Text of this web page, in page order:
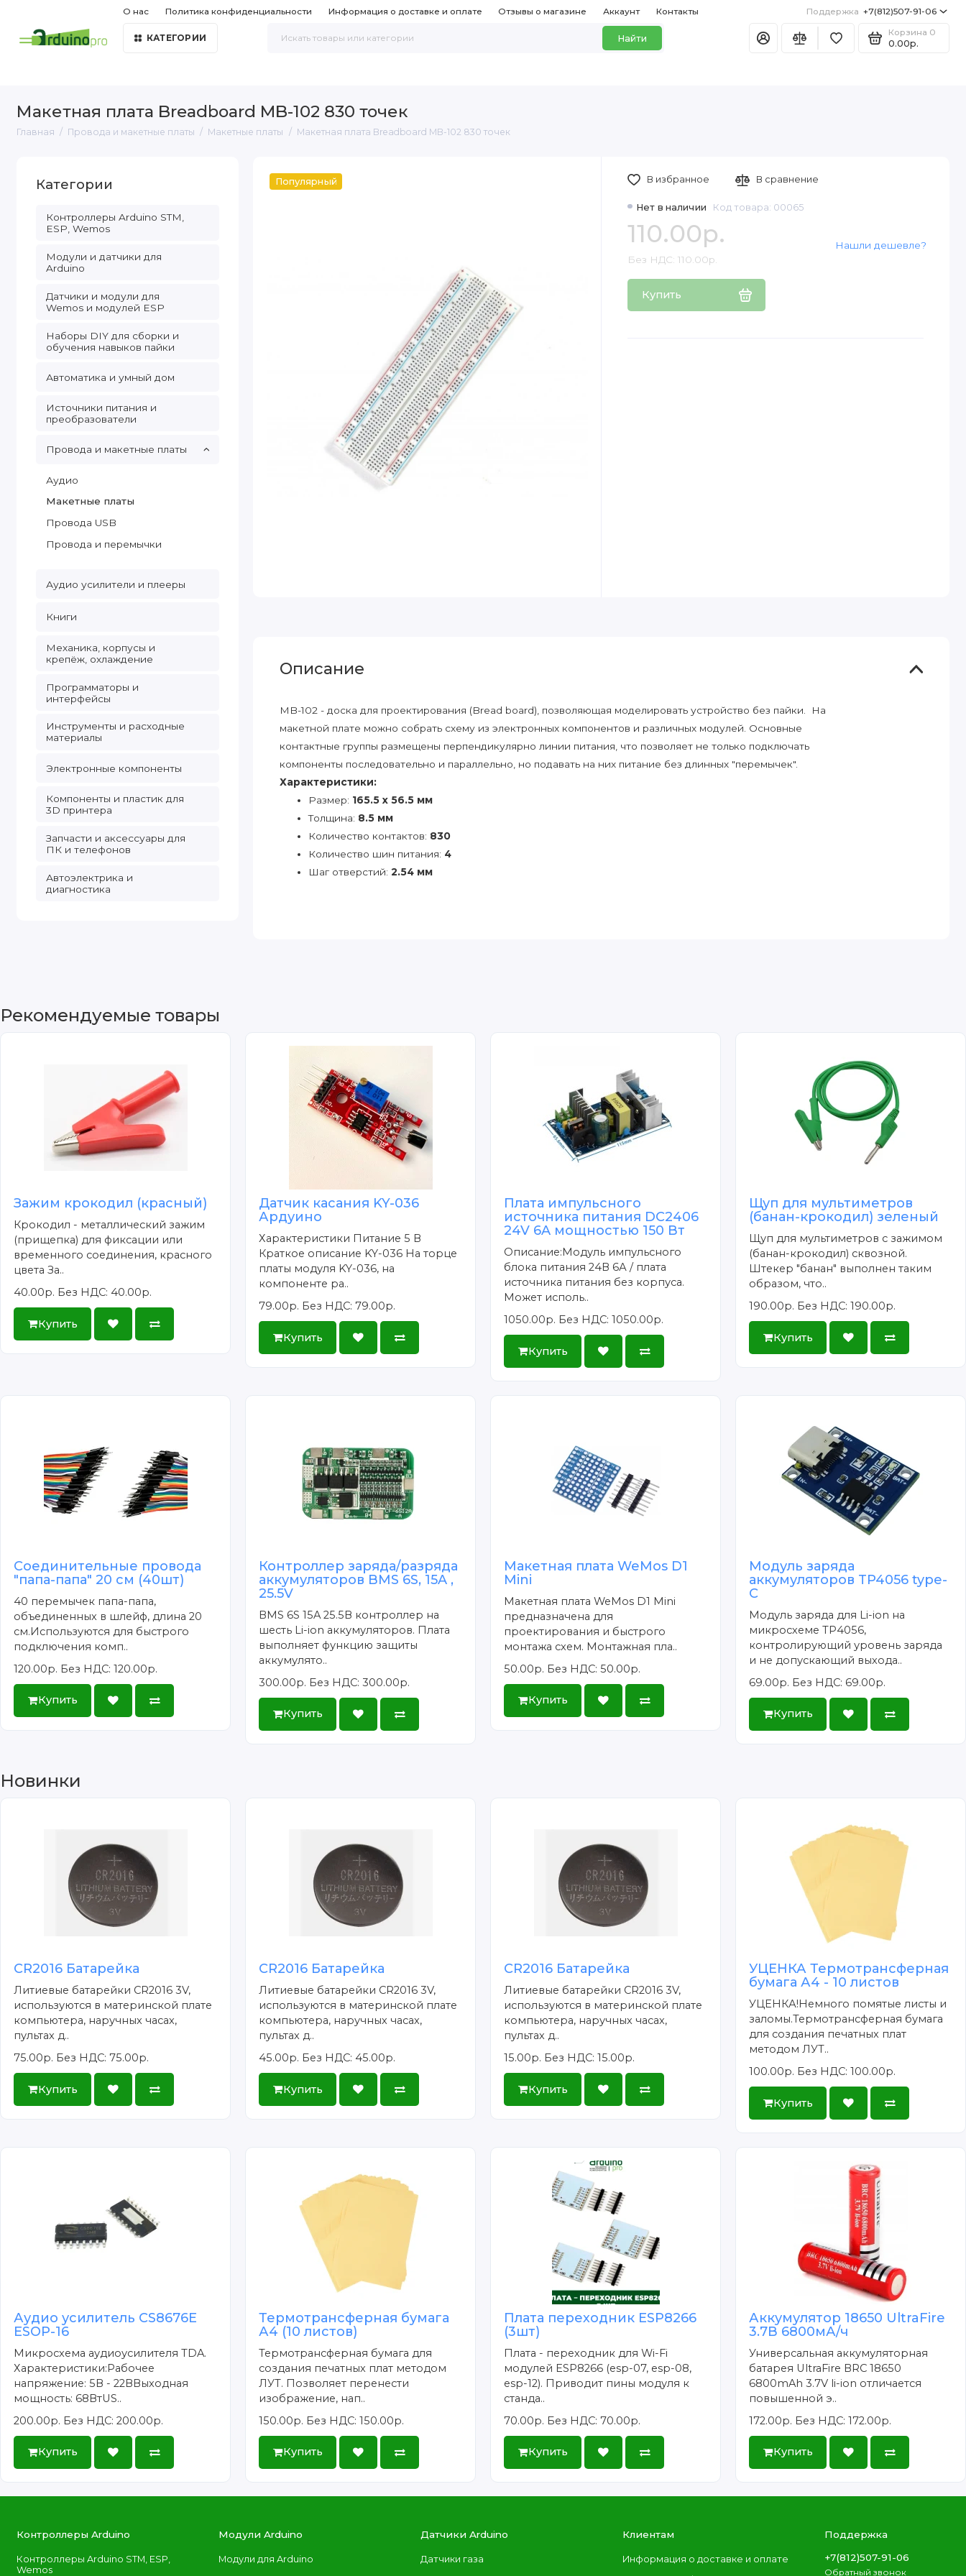
О нас Политика конфиденциальности Информация о доставке и оплате Отзывы о магазине Аккаунт Контакты Поддержка +7(812)507-91-06
КАТЕГОРИИ Найти
Корзина 0
0.00р.
Макетная плата Breadboard MB-102 830 точек
Главная Провода и макетные платы Макетные платы Макетная плата Breadboard MB-102 830 точек
Категории
Контроллеры Arduino STM,
ESP, Wemos
Модули и датчики для
Arduino
Датчики и модули для
Wemos и модулей ESP
Наборы DIY для сборки и
обучения навыков пайки
Автоматика и умный дом
Источники питания и
преобразователи
Провода и макетные платы
Аудио
Макетные платы
Провода USB
Провода и перемычки
Аудио усилители и плееры
Книги
Механика, корпусы и
крепёж, охлаждение
Программаторы и
интерфейсы
Инструменты и расходные
материалы
Электронные компоненты
Компоненты и пластик для
3D принтера
Запчасти и аксессуары для
ПК и телефонов
Автоэлектрика и
диагностика
Популярный
Нет в наличии Код товара: 00065
110.00р.
Без НДС: 110.00р.
Купить
Нашли дешевле?
В избранное В сравнение
Описание
MB-102 - доска для проектирования (Bread board), позволяющая моделировать устройство без пайки. На
макетной плате можно собрать схему из электронных компонентов и различных модулей. Основные
контактные группы размещены перпендикулярно линии питания, что позволяет не только подключать
компоненты последовательно и параллельно, но подавать на них питание без длинных "перемычек".
Характеристики:
Размер: 165.5 х 56.5 мм
Толщина: 8.5 мм
Количество контактов: 830
Количество шин питания: 4
Шаг отверстий: 2.54 мм
Рекомендуемые товары
Зажим крокодил (красный)
Крокодил - металлический зажим
(прищепка) для фиксации или
временного соединения, красного
цвета За..
40.00р. Без НДС: 40.00р.
Купить
Датчик касания KY-036
Ардуино
Характеристики Питание 5 В
Краткое описание KY-036 На торце
платы модуля KY-036, на
компоненте ра..
79.00р. Без НДС: 79.00р.
Купить
Плата импульсного
источника питания DC2406
24V 6A мощностью 150 Вт
Описание:Модуль импульсного
блока питания 24В 6А / плата
источника питания без корпуса.
Может исполь..
1050.00р. Без НДС: 1050.00р.
Купить
Щуп для мультиметров
(банан-крокодил) зеленый
Щуп для мультиметров с зажимом
(банан-крокодил) сквозной.
Штекер "банан" выполнен таким
образом, что..
190.00р. Без НДС: 190.00р.
Купить
Соединительные провода
"папа-папа" 20 см (40шт)
40 перемычек папа-папа,
объединенных в шлейф, длина 20
см.Используются для быстрого
подключения комп..
120.00р. Без НДС: 120.00р.
Купить
Контроллер заряда/разряда
аккумуляторов BMS 6S, 15A ,
25.5V
BMS 6S 15A 25.5В контроллер на
шесть Li-ion аккумуляторов. Плата
выполняет функцию защиты
аккумулято..
300.00р. Без НДС: 300.00р.
Купить
Макетная плата WeMos D1
Mini
Макетная плата WeMos D1 Mini
предназначена для
проектирования и быстрого
монтажа схем. Монтажная пла..
50.00р. Без НДС: 50.00р.
Купить
Модуль заряда
аккумуляторов TP4056 type-
C
Модуль заряда для Li-ion на
микросхеме TP4056,
контролирующий уровень заряда
и не допускающий выхода..
69.00р. Без НДС: 69.00р.
Купить
Новинки
CR2016 Батарейка
Литиевые батарейки CR2016 3V,
используются в материнской плате
компьютера, наручных часах,
пультах д..
75.00р. Без НДС: 75.00р.
Купить
CR2016 Батарейка
Литиевые батарейки CR2016 3V,
используются в материнской плате
компьютера, наручных часах,
пультах д..
45.00р. Без НДС: 45.00р.
Купить
CR2016 Батарейка
Литиевые батарейки CR2016 3V,
используются в материнской плате
компьютера, наручных часах,
пультах д..
15.00р. Без НДС: 15.00р.
Купить
УЦЕНКА Термотрансферная
бумага А4 - 10 листов
УЦЕНКА!Немного помятые листы и
заломы.Термотрансферная бумага
для создания печатных плат
методом ЛУТ..
100.00р. Без НДС: 100.00р.
Купить
Аудио усилитель CS8676E
ESOP-16
Микросхема аудиоусилителя TDA.
Характеристики:Рабочее
напряжение: 5В - 22ВВыходная
мощность: 68ВтUS..
200.00р. Без НДС: 200.00р.
Купить
Термотрансферная бумага
А4 (10 листов)
Термотрансферная бумага для
создания печатных плат методом
ЛУТ. Позволяет перенести
изображение, нап..
150.00р. Без НДС: 150.00р.
Купить
Плата переходник ESP8266
(3шт)
Плата - переходник для Wi-Fi
модулей ESP8266 (esp-07, esp-08,
esp-12). Приводит пины модуля к
станда..
70.00р. Без НДС: 70.00р.
Купить
Аккумулятор 18650 UltraFire
3.7В 6800мА/ч
Универсальная аккумуляторная
батарея UltraFire BRC 18650
6800mAh 3.7V li-ion отличается
повышенной э..
172.00р. Без НДС: 172.00р.
Купить
Контроллеры Arduino
Контроллеры Arduino STM, ESP,
Wemos
Модули Arduino
Модули для Arduino
Датчики Arduino
Датчики газа
Клиентам
Информация о доставке и оплате
Поддержка
+7(812)507-91-06
Обратный звонок